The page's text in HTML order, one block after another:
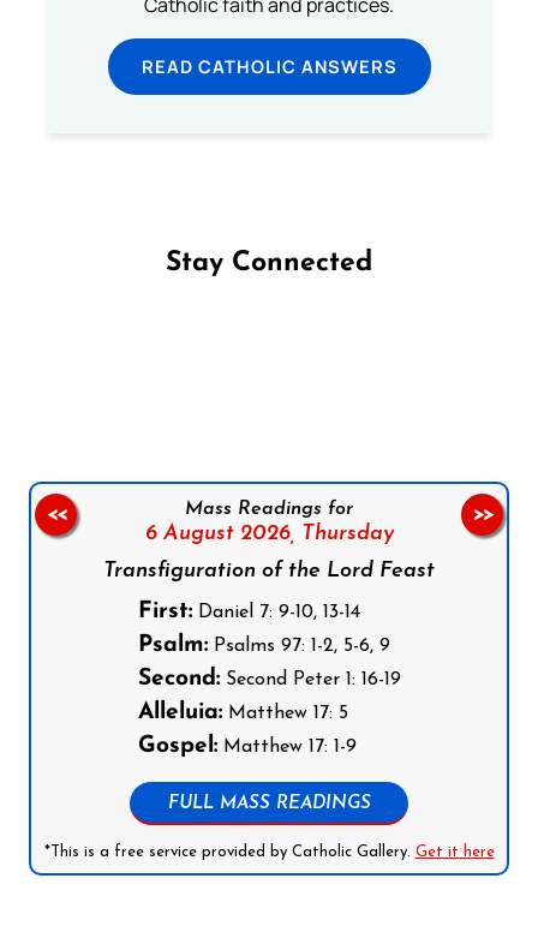
READ CATHOLIC ANSWERS
Stay Connected
Mass Readings for
6 August 2026, Thursday
Transfiguration of the Lord Feast
First:Daniel 7: 9-10, 13-14
Psalm:Psalms 97: 1-2, 5-6, 9
Second:Second Peter 1: 16-19
Alleluia:Matthew 17: 5
Gospel:Matthew 17: 1-9
FULL MASS READINGS
*This is a free service provided by Catholic Gallery. Get it here
<< >>